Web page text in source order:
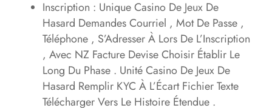
Inscription : Unique Casino De Jeux De
Hasard Demandes Courriel , Mot De Passe ,
Téléphone , S’Adresser À Lors De L’Inscription
, Avec NZ Facture Devise Choisir Établir Le
Long Du Phase . Unité Casino De Jeux De
Hasard Remplir KYC À L’Écart Fichier Texte
Télécharger Vers Le Histoire Étendue .